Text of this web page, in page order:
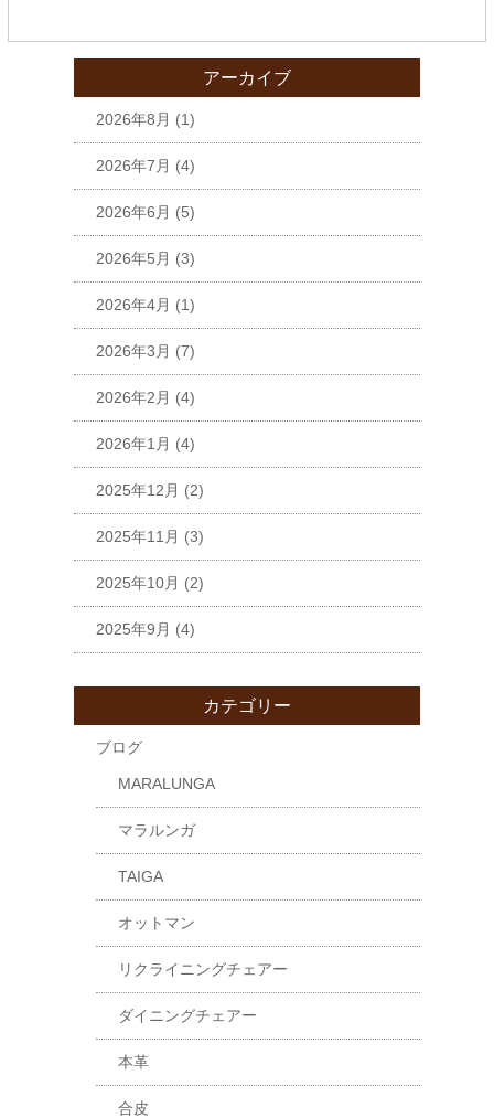
アーカイブ
2026年8月 (1)
2026年7月 (4)
2026年6月 (5)
2026年5月 (3)
2026年4月 (1)
2026年3月 (7)
2026年2月 (4)
2026年1月 (4)
2025年12月 (2)
2025年11月 (3)
2025年10月 (2)
2025年9月 (4)
カテゴリー
ブログ
MARALUNGA
マラルンガ
TAIGA
オットマン
リクライニングチェアー
ダイニングチェアー
本革
合皮